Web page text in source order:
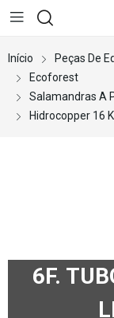
Início
Peças De
Ecoforest
Salamandras A
Hidrocopper 16
6F.